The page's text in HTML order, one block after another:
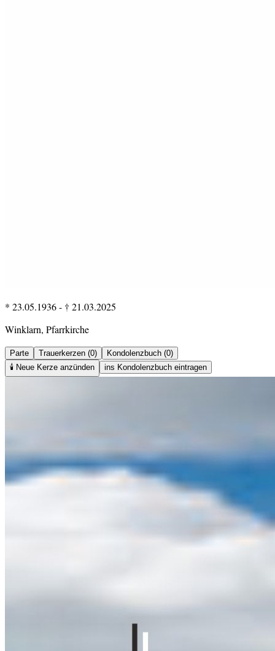
* 23.05.1936- † 21.03.2025
Winklarn, Pfarrkirche
Parte Trauerkerzen (0)
Kondolenzbuch (0)
🕯️ Neue Kerze anzünden ins Kondolenzbuch eintragen